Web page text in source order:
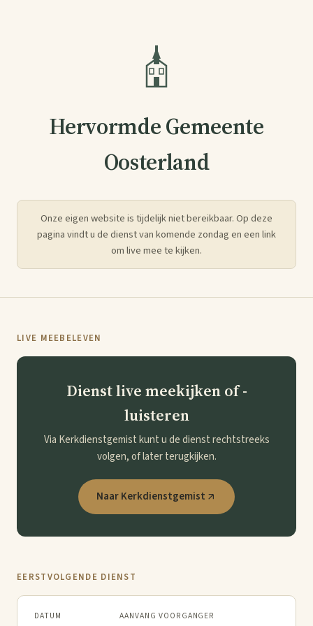
Hervormde Gemeente
Oosterland
Onze eigen website is tijdelijk niet bereikbaar. Op deze
pagina vindt u de dienst van komende zondag en een link
om live mee te kijken.
LIVE MEEBELEVEN
Dienst live meekijken of -
luisteren
Via Kerkdienstgemist kunt u de dienst rechtstreeks
volgen, of later terugkijken.
Naar Kerkdienstgemist
EERSTVOLGENDE DIENST
DATUM AANVANG VOORGANGER